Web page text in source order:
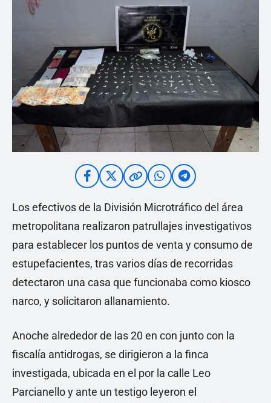
Los efectivos de la División Microtráfico del área
metropolitana realizaron patrullajes investigativos
para establecer los puntos de venta y consumo de
estupefacientes, tras varios días de recorridas
detectaron una casa que funcionaba como kiosco
narco, y solicitaron allanamiento.
Anoche alrededor de las 20 en con junto con la
fiscalía antidrogas, se dirigieron a la finca
investigada, ubicada en el por la calle Leo
Parcianello y ante un testigo leyeron el